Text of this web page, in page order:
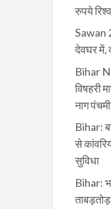
रुपये
Sawan
देवघर में,
Bihar
विषहरी
नाग
Bihar:
से
सुविधा
Bihar: